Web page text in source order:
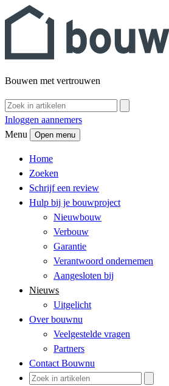
Bouwen met vertrouwen
Inloggen aannemers
Menu
Open menu
Home
Zoeken
Schrijf een review
Hulp bij je bouwproject
Nieuwbouw
Verbouw
Garantie
Verantwoord ondernemen
Aangesloten bij
Nieuws
Uitgelicht
Over bouwnu
Veelgestelde vragen
Partners
Contact Bouwnu